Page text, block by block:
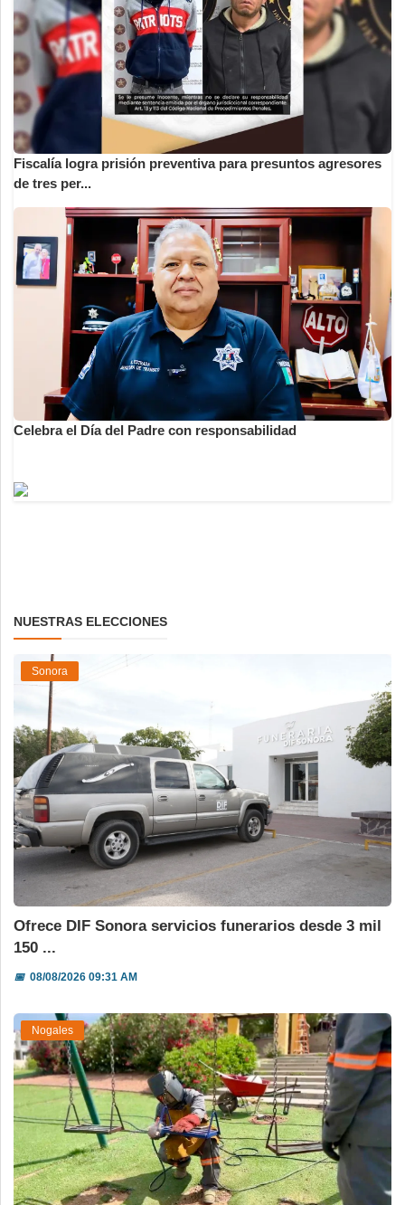
Fiscalía logra prisión preventiva para presuntos agresores
de tres per...
Celebra el Día del Padre con responsabilidad
NUESTRAS ELECCIONES
Sonora
Ofrece DIF Sonora servicios funerarios desde 3 mil
150 ...
📅08/08/2026 09:31 AM
Nogales